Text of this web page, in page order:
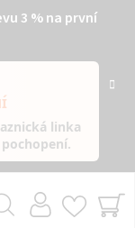
3 % na první
linka